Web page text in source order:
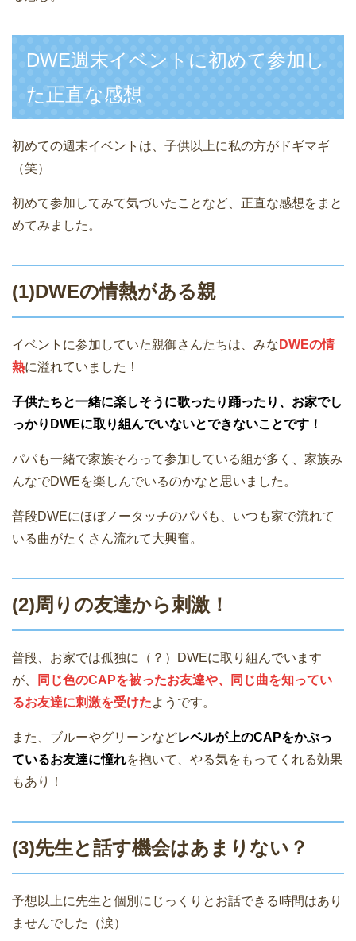
DWE週末イベントに初めて参加し
た正直な感想
初めての週末イベントは、子供以上に私の方がドギマギ
（笑）
初めて参加してみて気づいたことなど、正直な感想をまと
めてみました。
(1)DWEの情熱がある親
イベントに参加していた親御さんたちは、みな DWEの情
熱に溢れていました！
子供たちと一緒に楽しそうに歌ったり踊ったり、お家でし
っかりDWEに取り組んでいないとできないことです！
パパも一緒で家族そろって参加している組が多く、家族み
んなでDWEを楽しんでいるのかなと思いました。
普段DWEにほぼノータッチのパパも、いつも家で流れて
いる曲がたくさん流れて大興奮。
(2)周りの友達から刺激！
普段、お家では孤独に（？）DWEに取り組んでいます
が、
同じ色のCAPを被ったお友達や、同じ曲を知ってい
るお友達に刺激を受けたようです。
また、ブルーやグリーンなどレベルが上のCAPをかぶっ
ているお友達に憧れを抱いて、やる気をもってくれる効果
もあり！
(3)先生と話す機会はあまりない？
予想以上に先生と個別にじっくりとお話できる時間はあり
ませんでした（涙）